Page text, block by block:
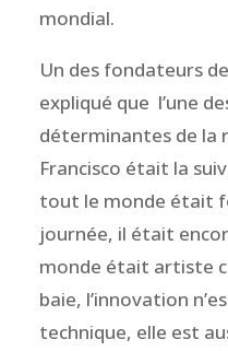
mondial.
Un des fondateurs
expliqué que l’une
déterminantes de la
Francisco était la
tout le monde était
journée, il était
monde était artiste
baie, l’innovation
technique, elle est